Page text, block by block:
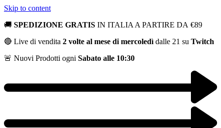
Skip to content
🚚 SPEDIZIONE GRATIS IN ITALIA A PARTIRE DA €89
🔴 Live di vendita 2 volte al mese di mercoledì dalle 21 su Twitch
🚨 Nuovi Prodotti ogni Sabato alle 10:30